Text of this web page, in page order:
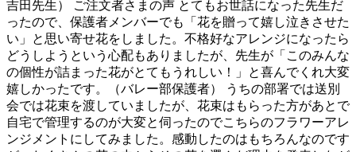
吉田先生） ご注文者さまの声 とてもお世話になった先生だ
ったので、保護者メンバーでも「花を贈って嬉し泣きさせた
い」と思い寄せ花をしました。不格好なアレンジになったら
どうしようという心配もありましたが、先生が「このみんな
の個性が詰まった花がとてもうれしい！」と喜んでくれ大変
嬉しかったです。（バレー部保護者） うちの部署では送別
会では花束を渡していましたが、花束はもらった方があとで
自宅で管理するのが大変と伺ったのでこちらのフラワーアレ
ンジメントにしてみました。感動したのはもちろんなのです